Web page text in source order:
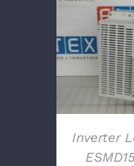
Inverter